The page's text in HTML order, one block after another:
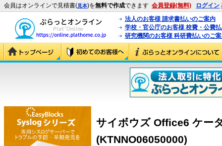
会員はオンラインで見積書(見本)を無料で作成できます 会員登録(無料) ログイン
法人のお客様 請求書払いのご案内
学校・官公庁のお客様 校費・公費
研究機関のお客様 科研費払いのご
サイボウズ Office6 ケー
(KTNNO06050000)